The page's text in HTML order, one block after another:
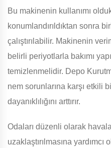
Bu makinenin kullanımı
konumlandırıldıktan sonra
çalıştırılabilir. Makinenin
belirli periyotlarla bakımı
temizlenmelidir. Depo
nem sorunlarına karşı etkili
dayanıklılığını arttırır.
Odaları düzenli olarak
uzaklaştırılmasına yardımcı